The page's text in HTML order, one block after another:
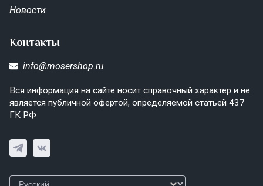
Новости
Контакты
info@mosershop.ru
Вся информация на сайте носит справочный характер и не
является публичной офертой, определяемой статьей 437
ГК РФ